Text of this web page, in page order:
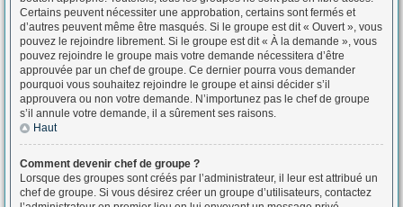
Certains peuvent nécessiter une approbation, certains sont fermés et
d’autres peuvent même être masqués. Si le groupe est dit « Ouvert », vous
pouvez le rejoindre librement. Si le groupe est dit « À la demande », vous
pouvez rejoindre le groupe mais votre demande nécessitera d’être
approuvée par un chef de groupe. Ce dernier pourra vous demander
pourquoi vous souhaitez rejoindre le groupe et ainsi décider s’il
approuvera ou non votre demande. N’importunez pas le chef de groupe
s’il annule votre demande, il a sûrement ses raisons.
Haut
Comment devenir chef de groupe ?
Lorsque des groupes sont créés par l’administrateur, il leur est attribué un
chef de groupe. Si vous désirez créer un groupe d’utilisateurs, contactez